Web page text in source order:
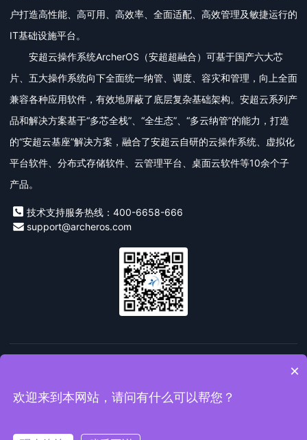
户打造高性能、高可用、高效率、全面适配、高效管理及敏捷运行的
IT基础设施平台。
安超云操作系统ArcherOS（安超超融合）可基于国产六大芯
片、五大操作系统向下全面统一纳管、调度、容灾和管理，向上全面
兼容各种应用软件，有效地屏蔽了底层复杂基础架构。安超云系列产
品和解决方案基于“多芯全栈”、“全生态”、“多云纳管”的能力，打造
的“安超云基座”解决方案，融合了安超云自研的云操作系统、虚拟化
平台软件、分布式存储软件、云管理平台、桌面云软件等10余个子
产品。
技术支持服务热线：400-6658-666
support@archeros.com
超融合一体
Copyright© 2019-2026 安超云软件有限公司版权所有
×
欢迎来到本网站，请问有什么可以帮您？